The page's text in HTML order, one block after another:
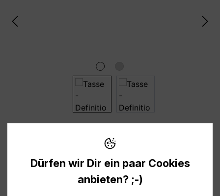
Preise inkl. MwSt. zzgl. Versandkosten
Verfügbar, Lieferzeit: 1-3 Tage
Dürfen wir Dir ein paar Cookies
anbieten? ;-)